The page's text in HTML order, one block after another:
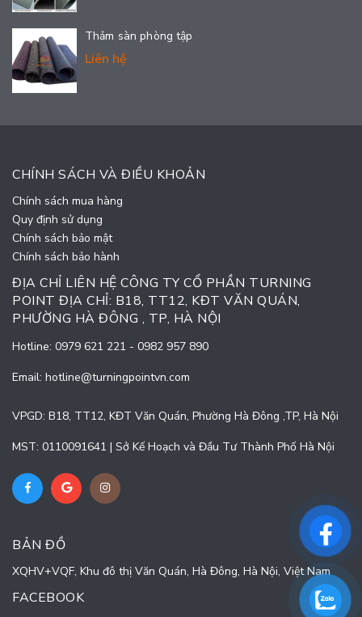
Thảm sàn phòng tập
Liên hệ
CHÍNH SÁCH VÀ ĐIỀU KHOẢN
Chính sách mua hàng
Quy định sử dụng
Chính sách bảo mật
Chính sách bảo hành
ĐỊA CHỈ LIÊN HỆ CÔNG TY CỔ PHẦN TURNING
POINT ĐỊA CHỈ: B18, TT12, KĐT VĂN QUÁN,
PHƯỜNG HÀ ĐÔNG , TP, HÀ NỘI
Hotline: 0979 621 221 - 0982 957 890
Email: hotline@turningpointvn.com
VPGD: B18, TT12, KĐT Văn Quán, Phường Hà Đông ,TP, Hà Nội
MST: 0110091641 | Sở Kế Hoạch và Đầu Tư Thành Phố Hà Nội
BẢN ĐỒ
XQHV+VQF, Khu đô thị Văn Quán, Hà Đông, Hà Nội, Việt Nam
FACEBOOK